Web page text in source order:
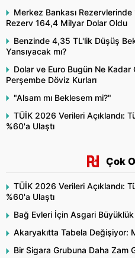
Merkez Bankası Rezervlerinde
Rezerv 164,4 Milyar Dolar Oldu
Benzinde 4,35 TL'lik Düşüş
Yansıyacak mı?
Dolar ve Euro Bugün Ne
Perşembe Döviz Kurları
"Alsam mı Beklesem mi?"
TÜİK 2026 Verileri Açıklandı:
%60'a Ulaştı
Çok
TÜİK 2026 Verileri Açıklandı:
%60'a Ulaştı
Bağ Evleri İçin Asgari
Akaryakıtta Tabela Değişiyor:
Bir Sigara Grubuna Daha Zam